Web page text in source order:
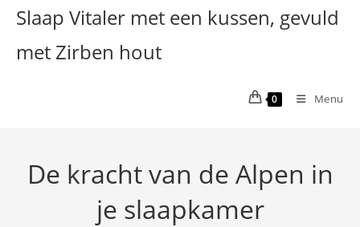
naar
inhoud
Slaap Vitaler met een kussen, gevuld
met Zirben hout
0 Menu
De kracht van de Alpen in
je slaapkamer